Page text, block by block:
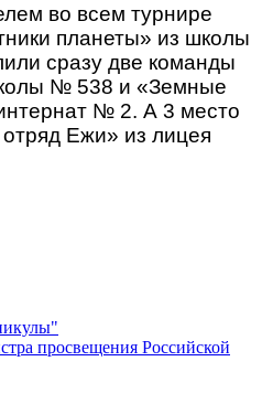
во всем турнире
планеты» из школы
сразу две команды
№ 538 и «Земные
№ 2. А 3 место
Ежи» из лицея
просвещения Российской